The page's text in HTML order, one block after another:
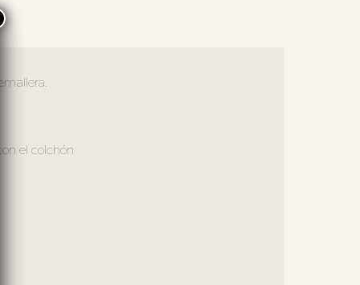
el colchón